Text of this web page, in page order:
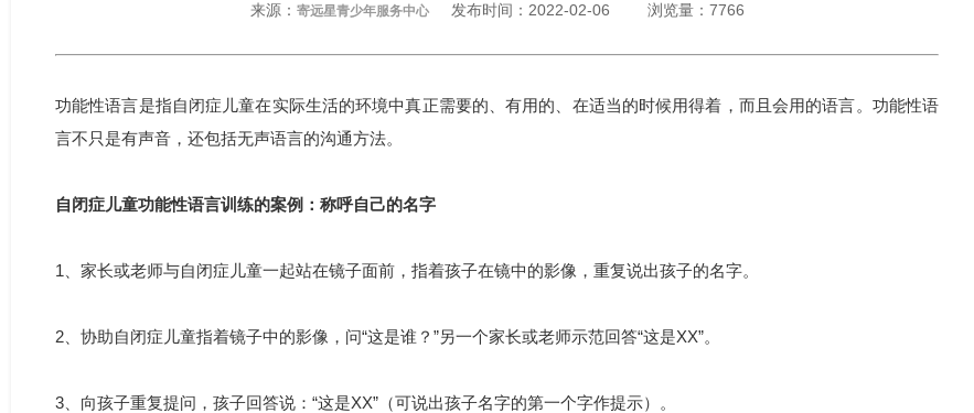
来源： 寄远星青少年服务中心发布时间：2022-02-06 浏览量：7766
功能性语言是指自闭症儿童在实际生活的环境中真正需要的、有用的、在适当的时候用得着，而且会用的语言。功能性语
言不只是有声音，还包括无声语言的沟通方法。
自闭症儿童功能性语言训练的案例：称呼自己的名字
1、家长或老师与自闭症儿童一起站在镜子面前，指着孩子在镜中的影像，重复说出孩子的名字。
2、协助自闭症儿童指着镜子中的影像，问“这是谁？”另一个家长或老师示范回答“这是XX”。
3、向孩子重复提问，孩子回答说：“这是XX”（可说出孩子名字的第一个字作提示）。